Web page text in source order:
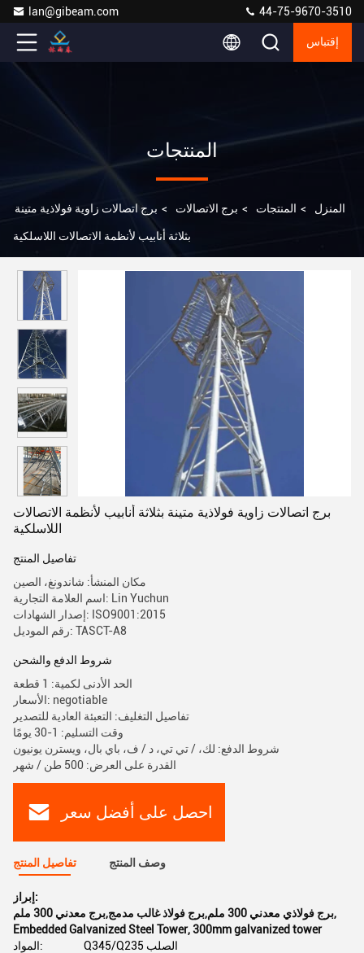
lan@gibeam.com 44-75-9670-3510
إقتباس
المنتجات
المنزل > المنتجات > برج الاتصالات > برج اتصالات زاوية فولاذية متينة
بثلاثة أنابيب لأنظمة الاتصالات اللاسلكية
برج اتصالات زاوية فولاذية متينة بثلاثة أنابيب لأنظمة الاتصالات
اللاسلكية
تفاصيل المنتج
مكان المنشأ: شاندونغ، الصين
اسم العلامة التجارية: Lin Yuchun
إصدار الشهادات: ISO9001:2015
رقم الموديل: TASCT-A8
شروط الدفع والشحن
الحد الأدنى لكمية: 1 قطعة
الأسعار: negotiable
تفاصيل التغليف: التعبئة العادية للتصدير
وقت التسليم: 1-30 يومًا
شروط الدفع: لك، / تي تي، د / ف، باي بال، ويسترن يونيون
القدرة على العرض: 500 طن / شهر
احصل على أفضل سعر
تفاصيل المنتج وصف المنتج
إبراز:
برج فولاذي معدني 300 ملم,برج فولاذ غالب مدمج,برج معدني 300 ملم,
Embedded Galvanized Steel Tower,300mm galvanized tower
المواد:
Q345/Q235 الصلب